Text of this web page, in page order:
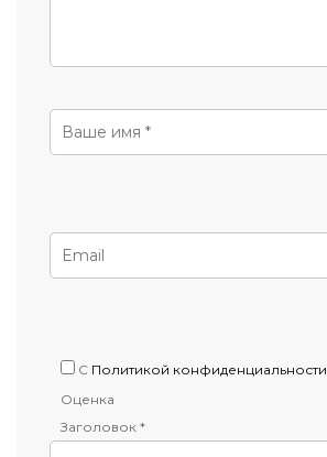
C Политикой конфиденциальности
Оценка
Заголовок *